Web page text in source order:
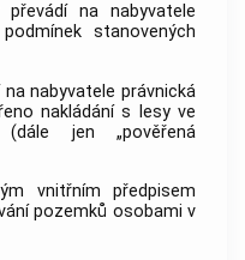
převádí na nabyvatele
stanovených
nabyvatele právnická
nakládání s lesy ve
(dále jen „pověřená
vnitřním předpisem
pozemků osobami v